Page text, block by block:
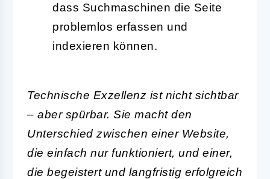
dass Suchmaschinen die Seite
problemlos erfassen und
indexieren können.
Technische Exzellenz ist nicht sichtbar
– aber spürbar. Sie macht den
Unterschied zwischen einer Website,
die einfach nur funktioniert, und einer,
die begeistert und langfristig erfolgreich